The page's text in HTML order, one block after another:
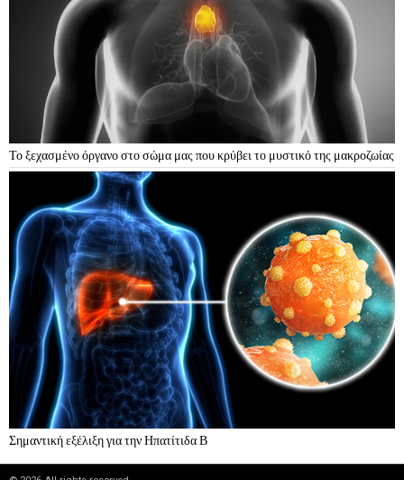
Το ξεχασμένο όργανο στο σώμα μας που κρύβει το μυστικό της μακροζωίας
Σημαντική εξέλιξη για την Ηπατίτιδα Β